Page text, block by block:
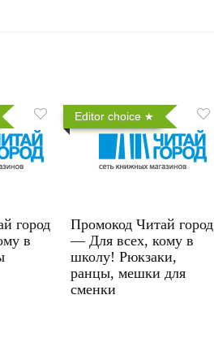
город
в
Editor choice
Промокод Читай город
— Для всех, кому в
школу! Рюкзаки,
ранцы, мешки для
сменки